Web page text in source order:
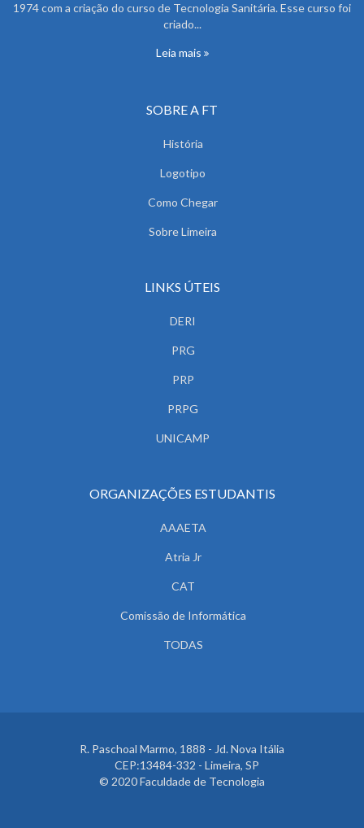
1974 com a criação do curso de Tecnologia Sanitária. Esse curso foi
criado...
Leia mais
SOBRE A FT
História
Logotipo
Como Chegar
Sobre Limeira
LINKS ÚTEIS
DERI
PRG
PRP
PRPG
UNICAMP
ORGANIZAÇÕES ESTUDANTIS
AAAETA
Atria Jr
CAT
Comissão de Informática
TODAS
R. Paschoal Marmo, 1888 - Jd. Nova Itália
CEP:13484-332 - Limeira, SP
© 2020 Faculdade de Tecnologia